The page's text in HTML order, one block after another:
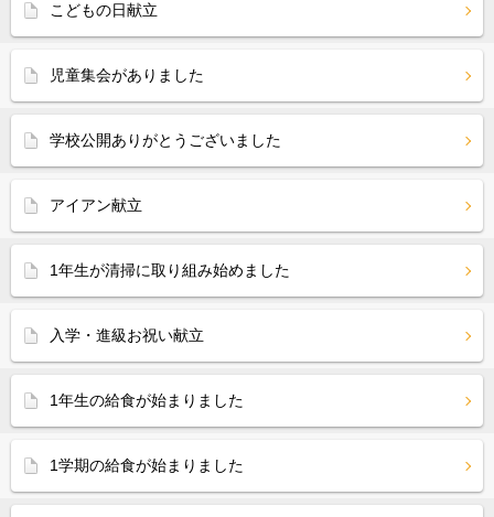
こどもの日献立
児童集会がありました
学校公開ありがとうございました
アイアン献立
1年生が清掃に取り組み始めました
入学・進級お祝い献立
1年生の給食が始まりました
1学期の給食が始まりました